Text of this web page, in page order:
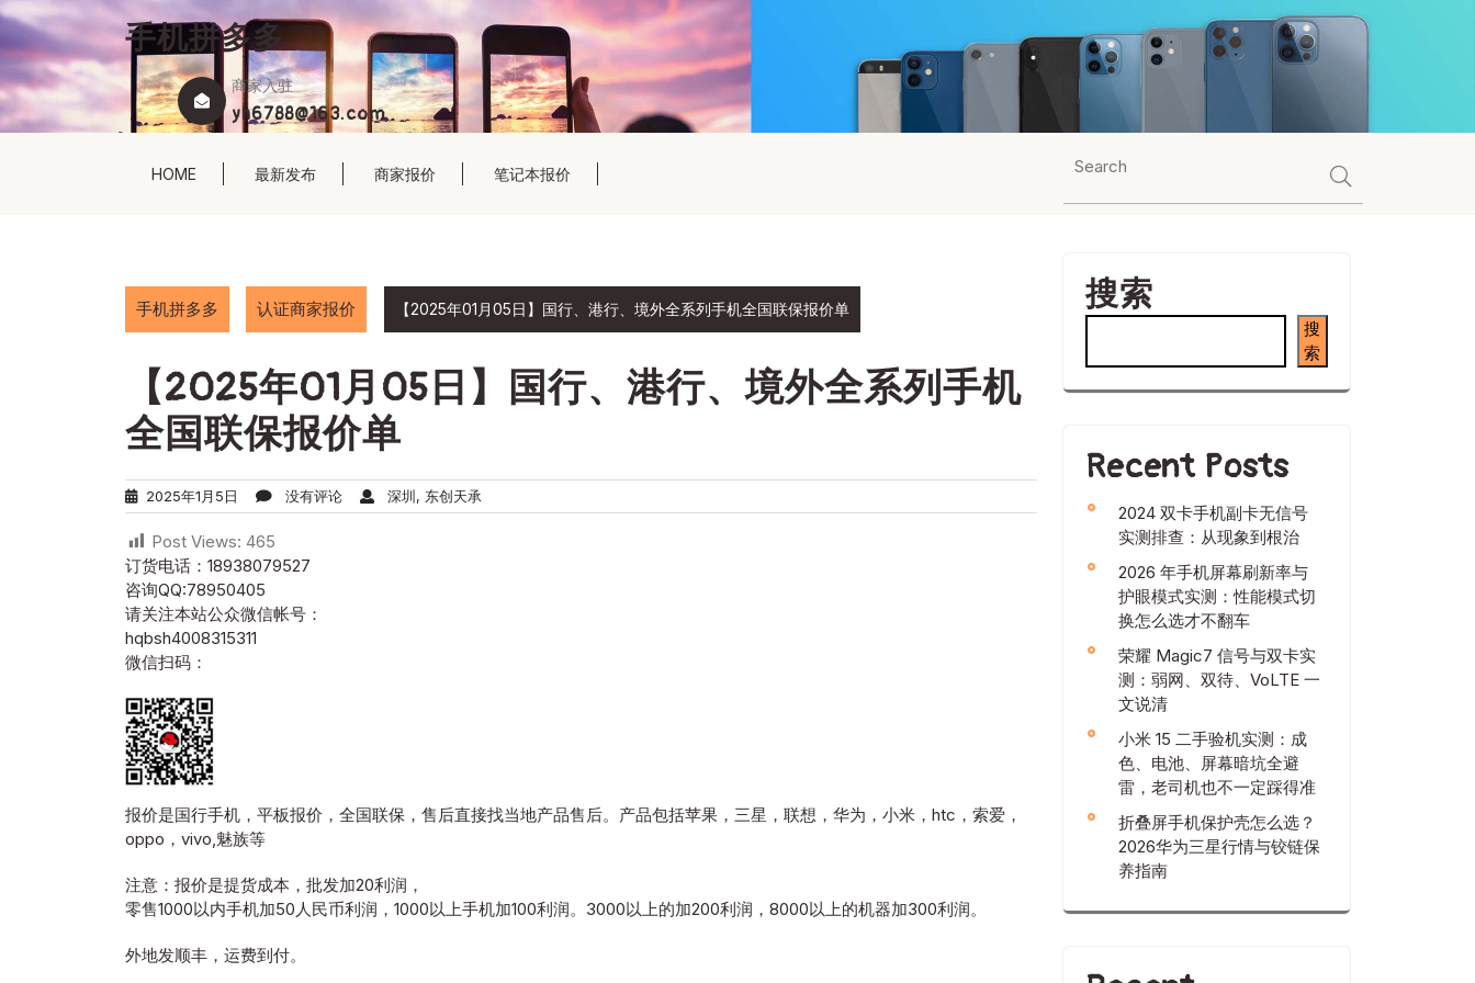
Skip
content
手机拼多多
商家入驻
yh6788@163.com
HOME 最新发布 商家报价 笔记本报价
手机拼多多 认证商家报价 【2025年01月05日】国行、港行、境外全系列手机全国联保报价单
【2025年01月05日】国行、港行、境外全系列手机
全国联保报价单
2025年1月5日 没有评论 深圳, 东创天承
Post Views: 465
订货电话：18938079527
咨询QQ:78950405
请关注本站公众微信帐号：
hqbsh4008315311
微信扫码：
报价是国行手机，平板报价，全国联保，售后直接找当地产品售后。产品包括苹果，三星，联想，华为，小米，htc，索爱，
oppo，vivo,魅族等
注意：报价是提货成本，批发加20利润，
零售1000以内手机加50人民币利润，1000以上手机加100利润。3000以上的加200利润，8000以上的机器加300利润。
外地发顺丰，运费到付。
搜索
搜
索
Recent Posts
2024 双卡手机副卡无信号
实测排查：从现象到根治
2026 年手机屏幕刷新率与
护眼模式实测：性能模式切
换怎么选才不翻车
荣耀 Magic7 信号与双卡实
测：弱网、双待、VoLTE 一
文说清
小米 15 二手验机实测：成
色、电池、屏幕暗坑全避
雷，老司机也不一定踩得准
折叠屏手机保护壳怎么选？
2026华为三星行情与铰链保
养指南